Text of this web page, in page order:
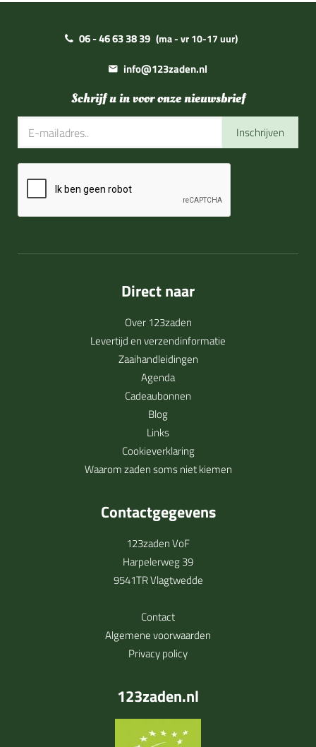
06 - 46 63 38 39 (ma - vr 10-17 uur)
info@123zaden.nl
Schrijf u in voor onze nieuwsbrief
Inschrijven
Direct naar
Over 123zaden
Levertijd en verzendinformatie
Zaaihandleidingen
Agenda
Cadeaubonnen
Blog
Links
Cookieverklaring
Waarom zaden soms niet kiemen
Contactgegevens
123zaden VoF
Harpelerweg 39
9541TR Vlagtwedde
Contact
Algemene voorwaarden
Privacy policy
123zaden.nl